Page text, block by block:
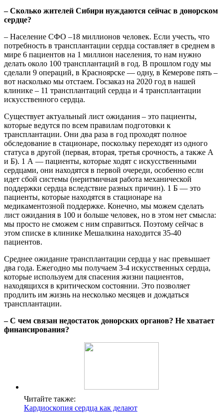
– Сколько жителей Сибири нуждаются сейчас в донорском
сердце?
– Население СФО –18 миллионов человек. Если учесть, что
потребность в трансплантации сердца составляет в среднем в
мире 6 пациентов на 1 миллион населения, то нам нужно
делать около 100 трансплантаций в год. В прошлом году мы
сделали 9 операций, в Красноярске — одну, в Кемерове пять –
вот насколько мы отстаем. Госзаказ на 2020 год в нашей
клинике – 11 трансплантаций сердца и 4 трансплантации
искусственного сердца.
Существует актуальный лист ожидания – это пациенты,
которые ведутся по всем правилам подготовки к
трансплантации. Они два раза в год проходят полное
обследование в стационаре, поскольку переходят из одного
статуса в другой (первая, вторая, третья срочность, а также А
и Б). 1 А — пациенты, которые ходят с искусственными
сердцами, они находятся в первой очереди, особенно если
идет сбой системы (неритмичная работа механической
поддержки сердца вследствие разных причин). 1 Б — это
пациенты, которые находятся в стационаре на
медикаментозной поддержке. Конечно, мы можем сделать
лист ожидания в 100 и больше человек, но в этом нет смысла:
мы просто не сможем с ним справиться. Поэтому сейчас в
этом списке в клинике Мешалкина находится 35-40
пациентов.
Среднее ожидание трансплантации сердца у нас превышает
два года. Ежегодно мы получаем 3-4 искусственных сердца,
которые используем для спасения жизни пациентов,
находящихся в критическом состоянии. Это позволяет
продлить им жизнь на несколько месяцев и дождаться
трансплантации.
– С чем связан недостаток донорских органов? Не хватает
финансирования?
Читайте также:
Кардиоскопия сердца как делают